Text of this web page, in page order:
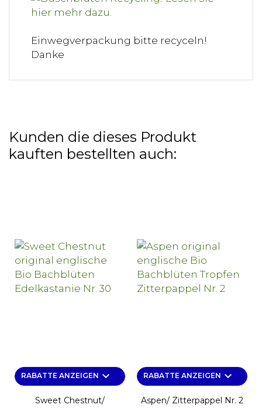
Einwegverpackung bitte recyceln!
Danke
Kunden die dieses Produkt
kauften bestellten auch:
RABATTE ANZEIGEN keyboard_arrow_down
Sweet Chestnut/
RABATTE ANZEIGEN keyboard_arrow_down
Aspen/ Zitterpappel Nr. 2